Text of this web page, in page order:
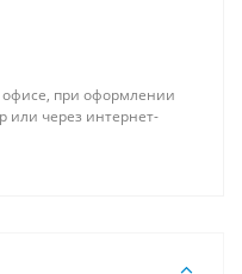
офисе, при оформлении
или через интернет-